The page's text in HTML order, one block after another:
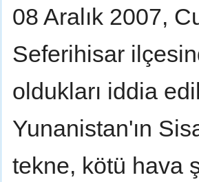
08 Aralık 2007,
Seferihisar
oldukları iddia
Yunanistan'ın
tekne, kötü hava